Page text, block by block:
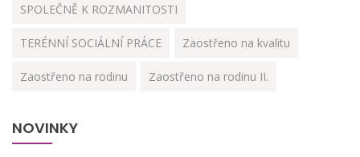
SPOLEČNĚ K ROZMANITOSTI
TERÉNNÍ SOCIÁLNÍ PRÁCE Zaostřeno na kvalitu
Zaostřeno na rodinu Zaostřeno na rodinu II.
NOVINKY